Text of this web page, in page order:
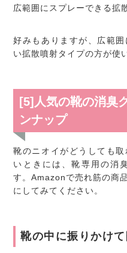
広範囲にスプレーできる拡
好みもありますが、広範
い拡散噴射タイプの方が使
[5]人気の靴の消臭
ンナップ
靴のニオイがどうしても
いときには、靴専用の消
す。Amazonで売れ筋の商
にしてみてください。
靴の中に振りかけ